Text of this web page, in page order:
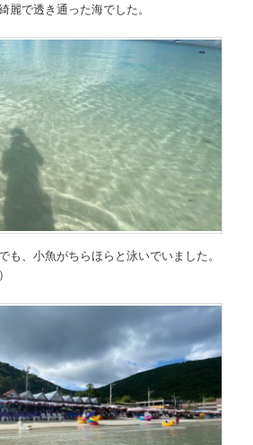
麗で透き通った海でした。
も、小魚がちらほらと泳いでいました。